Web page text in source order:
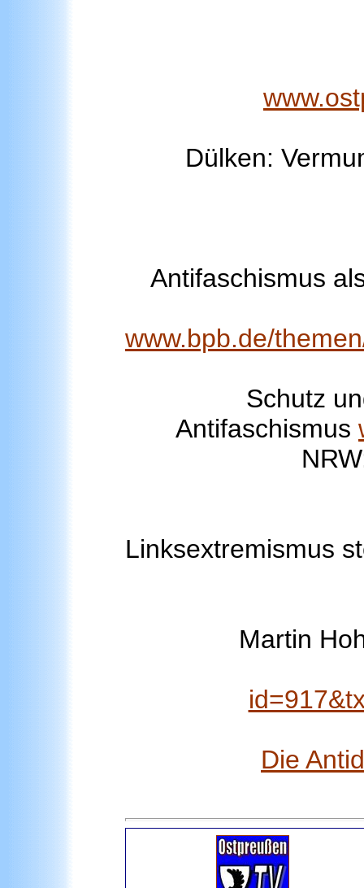
Dülken:
Antifaschismus
www.bpb.de/
Schutz
Antifaschismus
Linksextremismus
Martin
Die